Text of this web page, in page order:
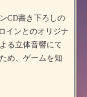
CD書き下ろしの
インとのオリジナ
る立体音響にて
め、ゲームを知